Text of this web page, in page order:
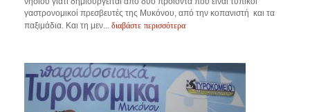
γαστρονομικοί πρεσβευτές της Μυκόνου, από την κοπανιστή και τα
παξιμάδια. Και τη μεν... διαβάστε περισσότερα